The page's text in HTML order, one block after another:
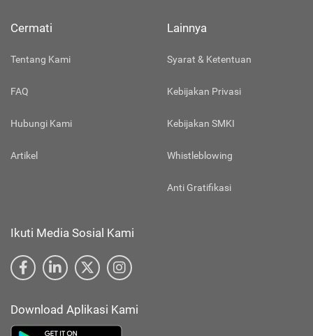
Cermati
Tentang Kami
FAQ
Hubungi Kami
Artikel
Lainnya
Syarat & Ketentuan
Kebijakan Privasi
Kebijakan SMKI
Whistleblowing
Anti Gratifikasi
Ikuti Media Sosial Kami
Download Aplikasi Kami